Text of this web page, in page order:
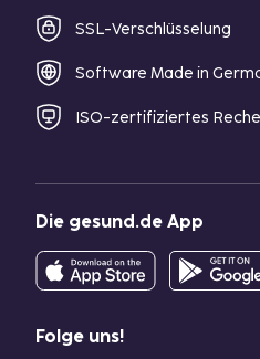
SSL-Verschlüsselung
Software Made in
ISO-zertifiziertes
Die gesund.de App
Folge uns!